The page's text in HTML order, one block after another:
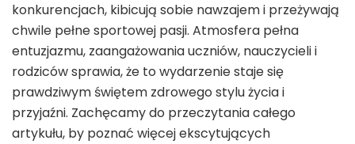
konkurencjach, kibicują sobie nawzajem i przeżywają
chwile pełne sportowej pasji. Atmosfera pełna
entuzjazmu, zaangażowania uczniów, nauczycieli i
rodziców sprawia, że to wydarzenie staje się
prawdziwym świętem zdrowego stylu życia i
przyjaźni. Zachęcamy do przeczytania całego
artykułu, by poznać więcej ekscytujących